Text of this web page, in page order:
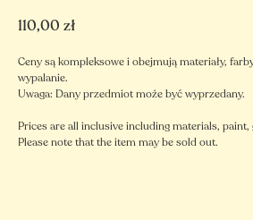
110,00 zł
Ceny są kompleksowe i obejmują materiały,
wypalanie.
Uwaga: Dany przedmiot może być wyprzedany.
Prices are all inclusive including materials, paint,
Please note that the item may be sold out.